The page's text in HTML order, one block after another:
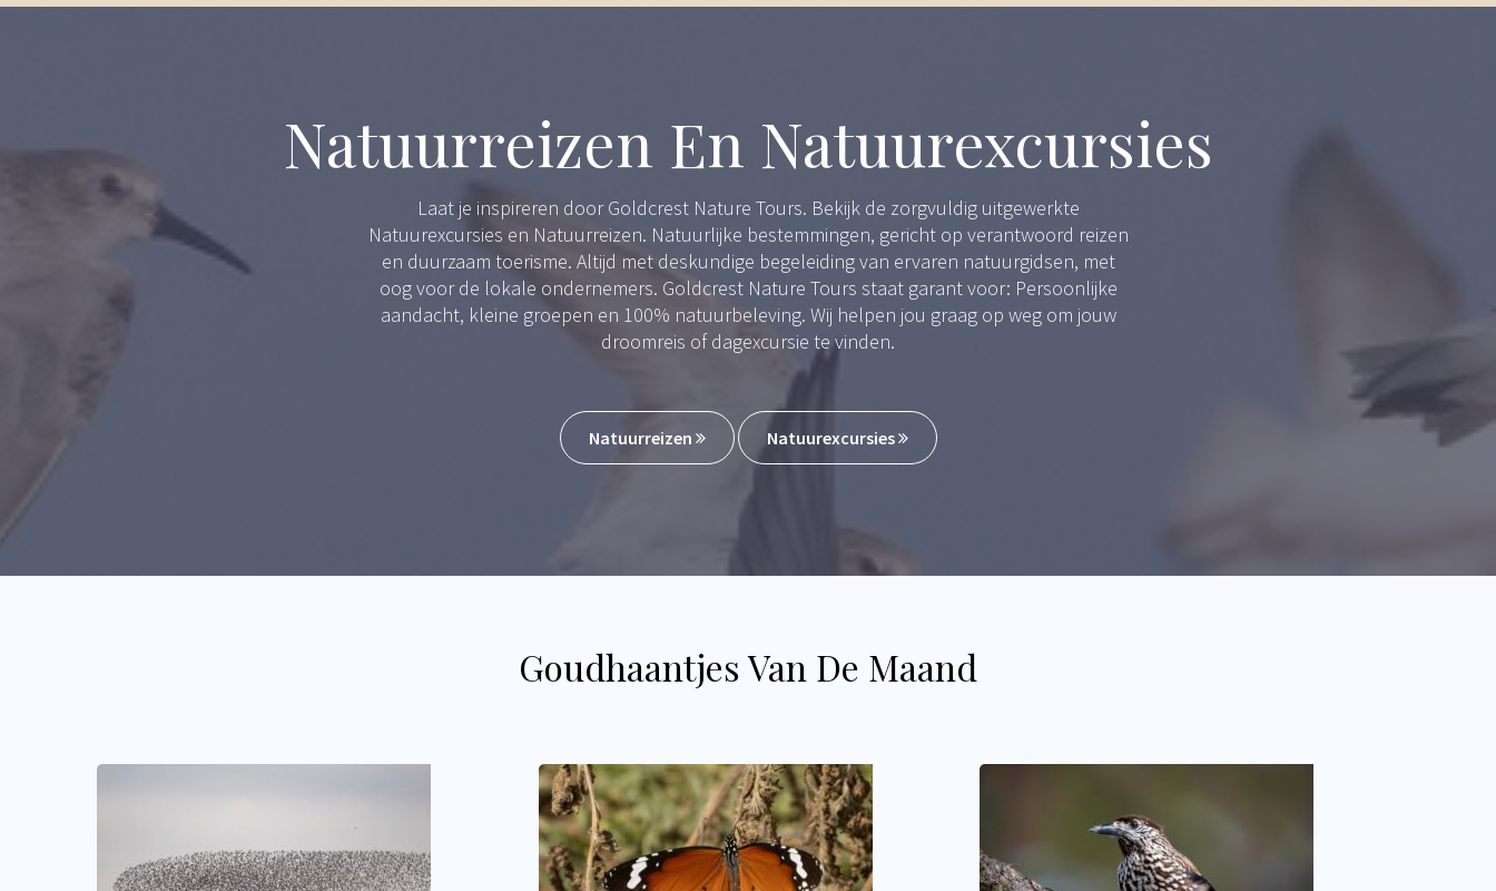
Natuurreizen En Natuurexcursies
Laat je inspireren door Goldcrest Nature Tours. Bekijk de zorgvuldig uitgewerkte
Natuurexcursies en Natuurreizen. Natuurlijke bestemmingen, gericht op verantwoord reizen
en duurzaam toerisme. Altijd met deskundige begeleiding van ervaren natuurgidsen, met
oog voor de lokale ondernemers. Goldcrest Nature Tours staat garant voor: Persoonlijke
aandacht, kleine groepen en 100% natuurbeleving. Wij helpen jou graag op weg om jouw
droomreis of dagexcursie te vinden.
Natuurreizen Natuurexcursies
Goudhaantjes Van De Maand